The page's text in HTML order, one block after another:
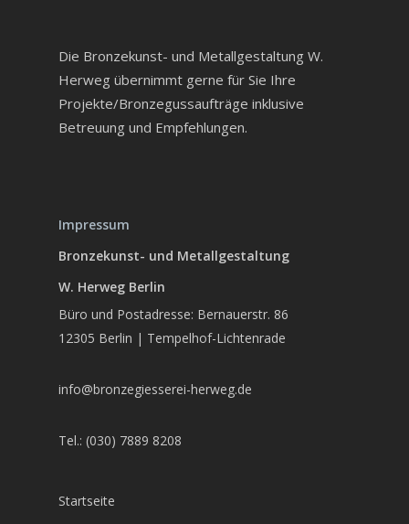
Die Bronzekunst- und Metallgestaltung W.
Herweg übernimmt gerne für Sie Ihre
Projekte/Bronzegussaufträge inklusive
Betreuung und Empfehlungen.
Impressum
Bronzekunst- und Metallgestaltung
W. Herweg Berlin
Büro und Postadresse: Bernauerstr. 86
12305 Berlin | Tempelhof-Lichtenrade
info@bronzegiesserei-herweg.de
Tel.: (030) 7889 8208
Startseite